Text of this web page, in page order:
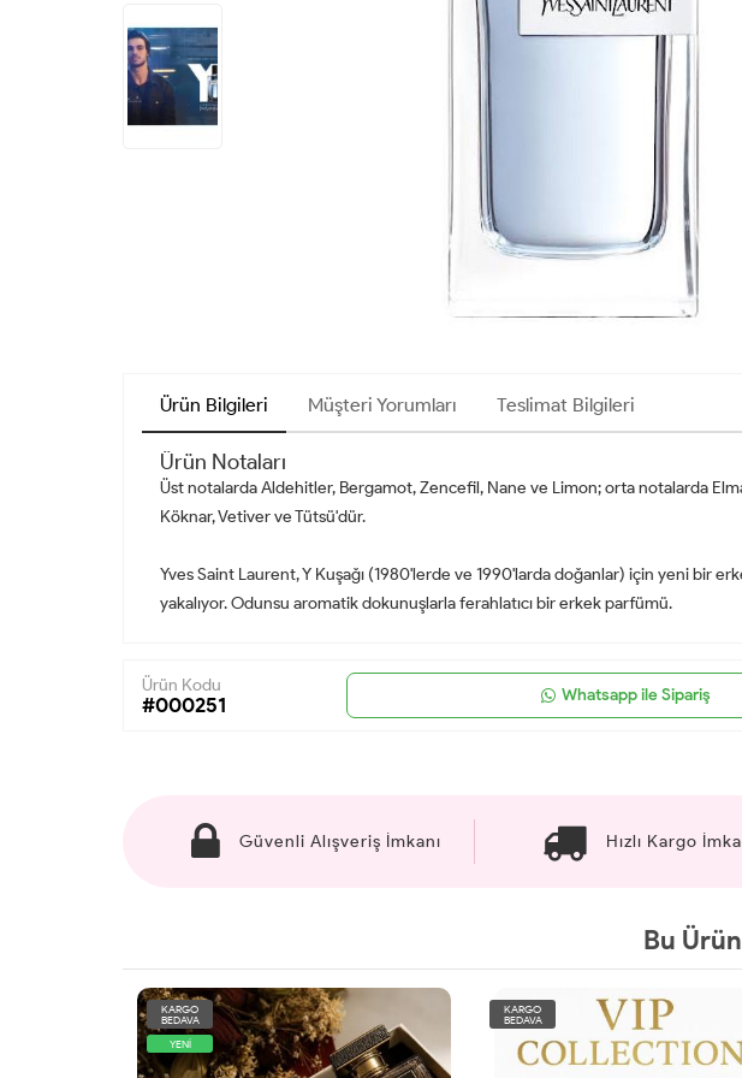
Ürün Bilgileri Müşteri Yorumları Teslimat Bilgileri
Ürün Notaları
Üst notalarda Aldehitler, Bergamot, Zencefil, Nane ve Limon; orta notalarda
Köknar, Vetiver ve Tütsü'dür.
Yves Saint Laurent, Y Kuşağı (1980'lerde ve 1990'larda doğanlar) için yeni bir
yakalıyor. Odunsu aromatik dokunuşlarla ferahlatıcı bir erkek parfümü.
Ürün Kodu
#000251 Whatsapp ile Sipariş
Güvenli Alışveriş İmkanı Hızlı Kargo
Bu
KARGO
BEDAVA
YENİ
KARGO
BEDAVA